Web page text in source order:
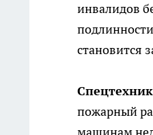
инвалидов
становится
пожарный